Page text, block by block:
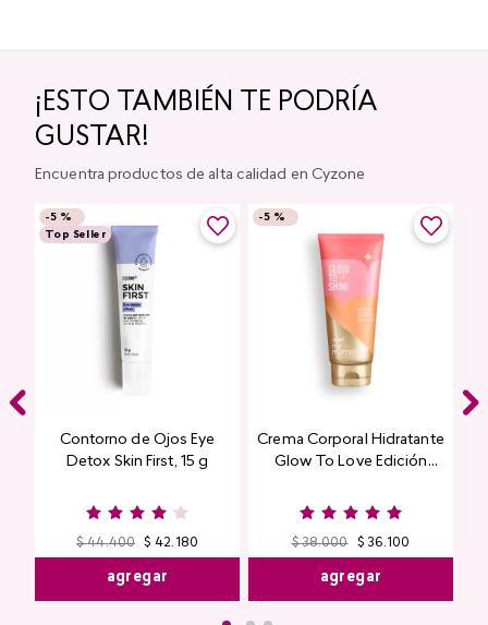
¡ESTO TAMBIÉN TE PODRÍA
GUSTAR!
Encuentra productos de alta calidad en Cyzone
-5 %
Top Seller
Contorno de Ojos Eye
Detox Skin First, 15 g
$ 44.400 $ 42.180
agregar
-5 %
Crema Corporal Hidratante
Glow To Love Edición
$ 38.000 $ 36.100
agregar